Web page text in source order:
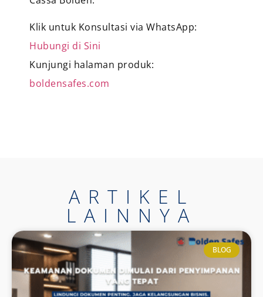
Klik untuk Konsultasi via WhatsApp:
Hubungi di Sini
Kunjungi halaman produk:
boldensafes.com
ARTIKEL
LAINNYA
BLOG